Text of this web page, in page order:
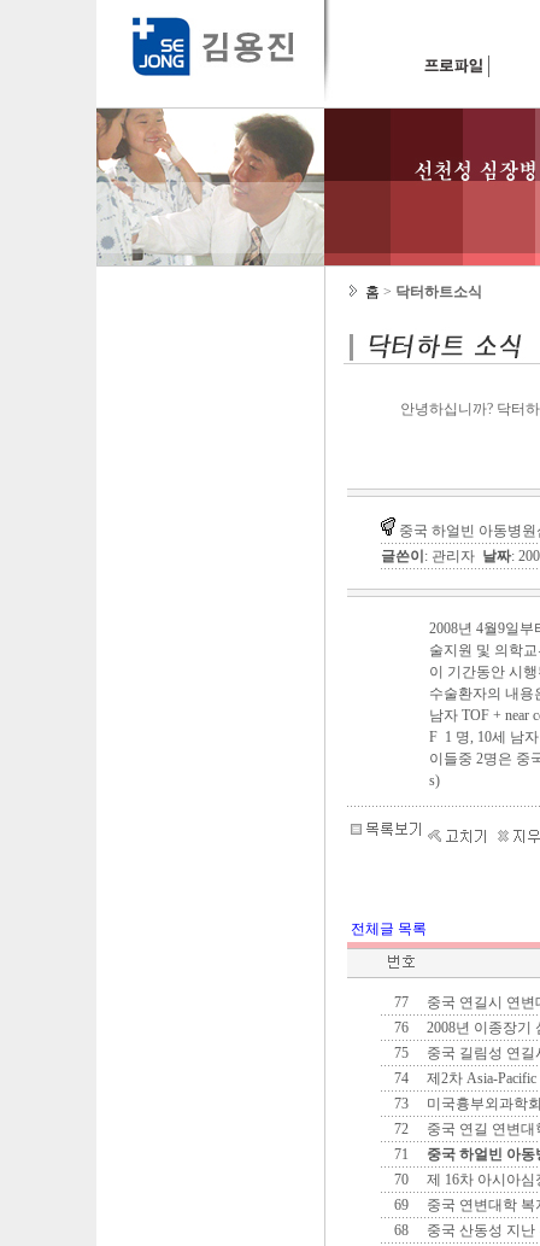
홈 > 닥터하트소식
안녕하십니까? 닥터
중국 하얼빈 아동병
글쓴이 : 관리자 날짜:
2008년 4월9일
술지원 및 의학
이 기간동안 시
수술환자의 내용
남자 TOF + near
F 1 명, 10세 남
이들중 2명은 중
s)
전체글 목록
77
중국 연길시 연
76
2008년 이종장기
75
중국 길림성 연
74
제2차 Asia-Pacific
73
미국흉부외과학
72
중국 연길 연변
71
중국 하얼빈 아
70
제 16차 아시아
69
중국 연변대학
68
중국 산동성 지